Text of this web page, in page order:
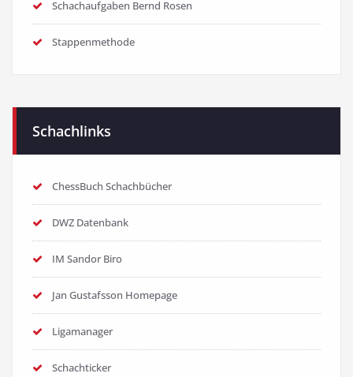
Schachaufgaben Bernd Rosen
Stappenmethode
Schachlinks
ChessBuch Schachbücher
DWZ Datenbank
IM Sandor Biro
Jan Gustafsson Homepage
Ligamanager
Schachticker